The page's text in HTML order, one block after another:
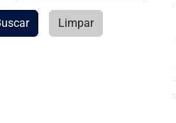
Limpar